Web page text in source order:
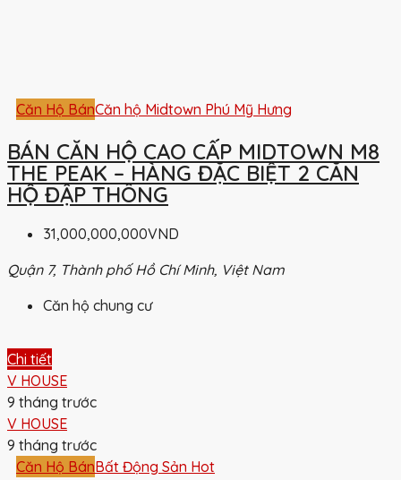
Căn Hộ BánCăn hộ Midtown Phú Mỹ Hưng
BÁN CĂN HỘ CAO CẤP MIDTOWN M8
THE PEAK – HÀNG ĐẶC BIỆT 2 CĂN
HỘ ĐẬP THÔNG
31,000,000,000VND
Quận 7, Thành phố Hồ Chí Minh, Việt Nam
Căn hộ chung cư
Chi tiết
V HOUSE
9 tháng trước
V HOUSE
9 tháng trước
Căn Hộ BánBất Động Sản Hot